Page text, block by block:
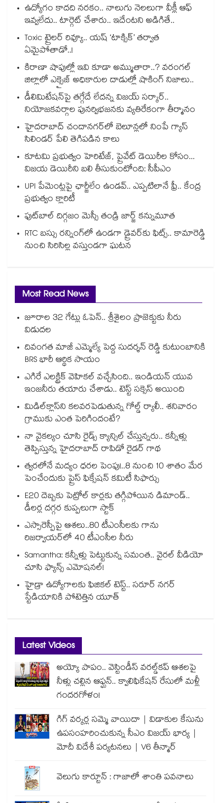
ఉద్యోగం కాదది నరకం.. నాలుగు నెలలుగా వీక్లీ ఆఫ్
ఇవ్వలేదు.. టార్గెట్ చేశారు.. ఇదేంటని అడిగితే..
Toxic ట్రైలర్ రివ్యూ.. యష్ ‘టాక్సిక్’ తర్వాత
ఏమైపోతాడో..!
కిరాణా షాపుల్లో ఇవి కూడా అమ్ముతారా..? వరంగల్
జిల్లాలో ఎక్సైజ్ అధికారుల దాడుల్లో షాకింగ్ నిజాలు..
డీలిమిటేషన్‎పై తగ్గేదే లేదన్న విజయ్ సర్కార్..
నియోజకవర్గాల పునర్విభజనకు వ్యతిరేకంగా తీర్మానం
హైదరాబాద్⁪ చందానగర్⁫లో బెలూన్లలో నింపే గ్యాస్
సిలిండర్ పేలి తెగిపడిన కాలు
కూటమి ప్రభుత్వం హెరిటేజ్, ప్రైవేట్ డెయిరీల కోసం...
విజయ డెయిరీని బలి తీసుకుంటోంది: సీపీఎం
UPI పేమెంట్లపై ఛార్జీలేం ఉండవ్.. ఎప్పటిలానే ఫ్రీ.. కేంద్ర
ప్రభుత్వం క్లారిటీ
ఫుట్‎బాల్ దిగ్గజం మెస్సీ తండ్రి జార్జ్ కన్నుమూత
RTC బస్సు రన్నింగ్⁫లో ఉండగా డ్రైవర్‌కు ఫిట్స్.. కామారెడ్డి
నుంచి సిరిసిల్ల వస్తుండగా ఘటన
Most Read News
జూరాల 32 గేట్లు ఓపెన్.. శ్రీశైలం ప్రాజెక్టుకు నీరు
విడుదల
దివంగత మాజీ ఎమ్మెల్యే పెద్ద సుదర్శన్ రెడ్డి కుటుంబానికి
BRS భారీ ఆర్థిక సాయం
ఎగిరే ఎలక్ట్రిక్ వెహికల్ వచ్చేసింది.. ఇండియన్ యువ
ఇంజనీరు తయారు చేశాడు.. టెస్ట్ సక్సెస్ అయింది
మిడిల్‌క్లాస్‌ని కలవరపెడుతున్న గోల్డ్ ర్యాలీ.. శనివారం
గ్రాముకు ఎంత పెరిగిందంటే?
నా వైకల్యం చూసి రైడ్స్ క్యాన్సిల్ చేస్తున్నరు.. కన్నీళ్లు
తెప్పిస్తున్న హైదరాబాద్ రాపిడో రైడర్ గాథ
త్వరలోనే మద్యం ధ‌‌ర‌‌ల పెంపు!..8 నుంచి 10 శాతం మేర
పెంచేందుకు ప్రైస్ ఫిక్సేష‌‌న్ క‌‌మిటీ సిఫార్సు
E20 దెబ్బకు పెట్రోల్ కార్లకు తగ్గిపోయిన డిమాండ్..
డీలర్ల దగ్గర కుప్పలుగా స్టాక్
ఎస్సారెస్పీపై ఆశలు..80 టీఎంసీలకు గాను
రిజర్వాయర్‌‌‌‌‌‌‌‌‌‌‌‌‌‌‌‌లో 40 టీఎంసీల నీరు
Samantha: కన్నీళ్లు పెట్టుకున్న సమంత.. వైరల్ వీడియో
చూసి ఫ్యాన్స్ ఎమోషనల్!
హైడ్రా ఉద్యోగాలకు ఫిజికల్ టెస్ట్.. సరూర్ నగర్
స్టేడియానికి పోటెత్తిన యూత్
Latest Videos
అయ్యో పాపం.. వెస్టిండీస్ వరల్డ్‌కప్ ఆశలపై
నీళ్లు చల్లిన ఆఫ్ఘన్.. క్వాలిఫికేషన్ రేసులో మళ్లీ
గందరగోళం!
గిగ్ వర్కర్ల సమ్మె వాయిదా | విడాకుల కేసును
ఉపసంహరించుకున్న సీఎం విజయ్ భార్య |
మోదీ విదేశీ పర్యటనలు | V6 తీన్మార్
వెలుగు కార్టూన్ : గాజాలో శాంతి పవనాలు